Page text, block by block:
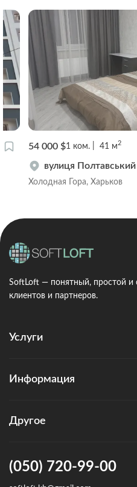
54 000 $1 ком. 41 м2
вулиця
Холодная Гора, Харьков
SoftLoft — понятный, простой и
клиентов и партнеров.
Услуги
Информация
Другое
(050) 720-99-00